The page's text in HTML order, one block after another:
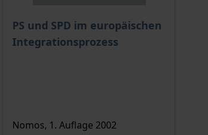
PS und SPD im europäischen
Integrationsprozess
Nomos, 1. Auflage 2002